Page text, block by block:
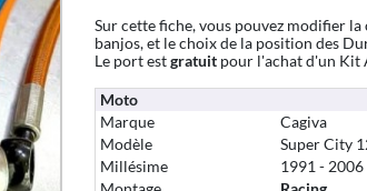
Sur cette fiche, vous pouvez modifier
banjos, et le choix de la position des
Le port estgratuitpour l'achat d'un Kit
Moto
Marque
Cagiva
Modèle
Super City
Millésime
1991 - 2006